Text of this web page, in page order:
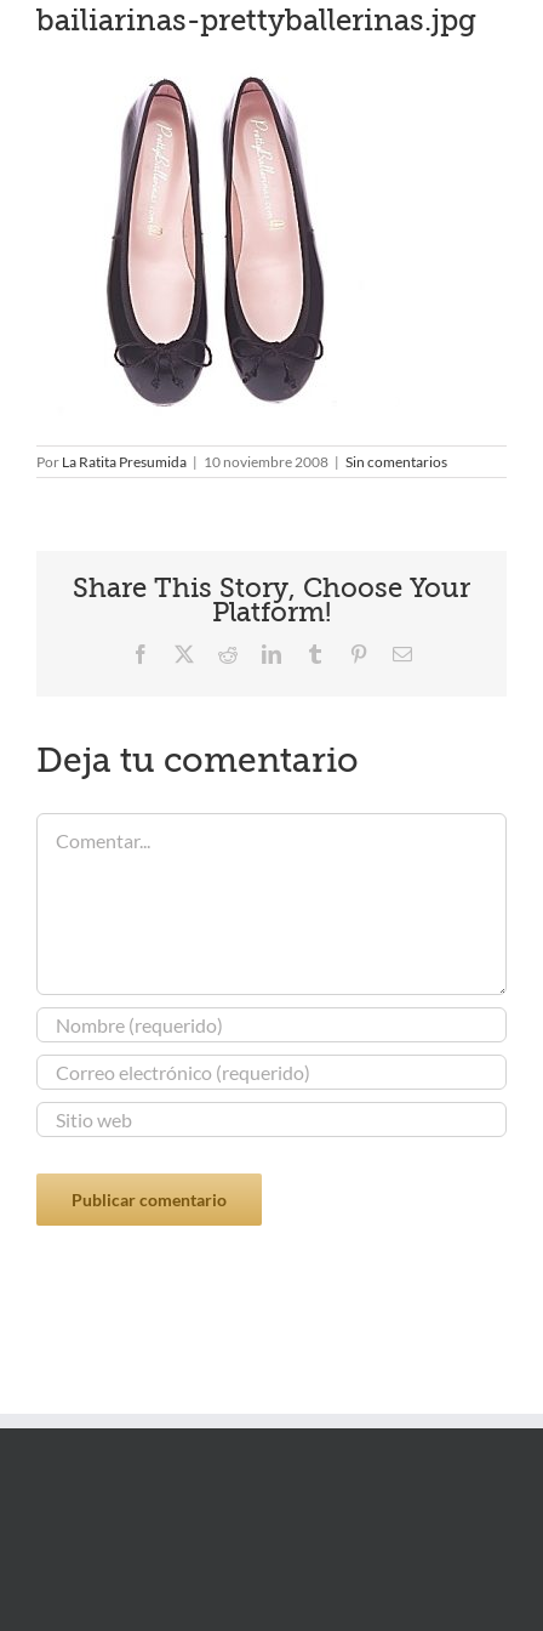
bailiarinas-prettyballerinas.jpg
Por La Ratita Presumida | 10 noviembre 2008 | Sin comentarios
Share This Story, Choose Your
Platform!
Facebook RedditLinkedInTumblr PinterestCorreo
Deja tu comentario
Comentar